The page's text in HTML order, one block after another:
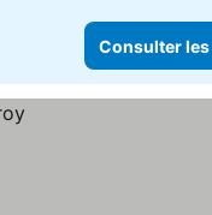
Consulter